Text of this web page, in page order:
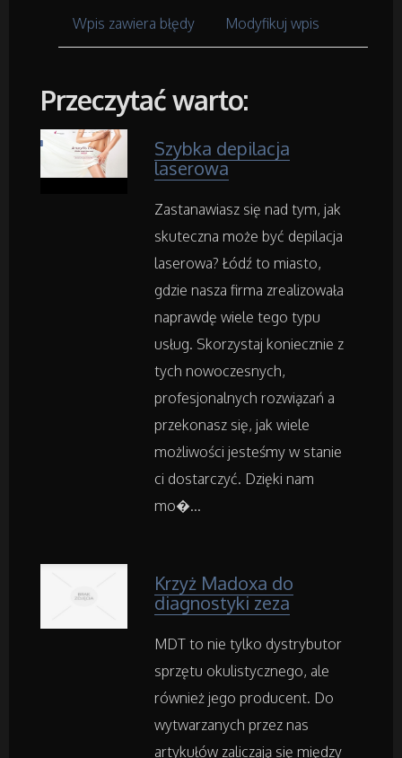
Tłumaczenia
Książki, Czasopisma
Handel Online
Biżuteria
Dla Dzieci
Meble
Wyposażenie Wnętrz
Wyposażenie Łazienki
Odzież
Sport
Art. Dla Zwierząt
Ogród, Rośliny
Chemia
Wpis zawiera błędy Modyfikuj wpis
Przeczytać warto:
Szybka depilacja
laserowa
Zastanawiasz się nad tym, jak
skuteczna może być depilacja
laserowa? Łódź to miasto,
gdzie nasza firma zrealizowała
naprawdę wiele tego typu
usług. Skorzystaj koniecznie z
tych nowoczesnych,
profesjonalnych rozwiązań a
przekonasz się, jak wiele
możliwości jesteśmy w stanie
ci dostarczyć. Dzięki nam
mo�...
Krzyż Madoxa do
diagnostyki zeza
MDT to nie tylko dystrybutor
sprzętu okulistycznego, ale
również jego producent. Do
wytwarzanych przez nas
artykułów zaliczają się między